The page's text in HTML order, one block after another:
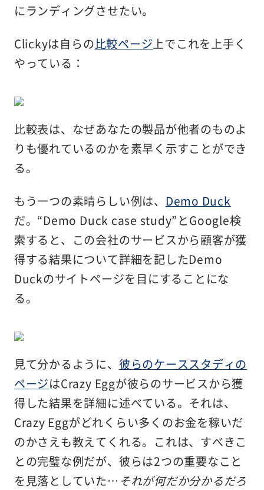
にランディングさせたい。
Clickyは自らの比較ページ上でこれを上手く
やっている：
比較表は、なぜあなたの製品が他者のものよ
りも優れているのかを素早く示すことができ
る。
もう一つの素晴らしい例は、 Demo Duck
だ。“Demo Duck case study”とGoogle検
索すると、この会社のサービスから顧客が獲
得する結果について詳細を記したDemo
Duckのサイトページを目にすることにな
る。
見て分かるように、 彼らのケーススタディの
ページはCrazy Eggが彼らのサービスから獲
得した結果を詳細に述べている。それは、
Crazy Eggがどれくらい多くのお金を稼いだ
のかさえも教えてくれる。これは、すべきこ
との完璧な例だが、彼らは2つの重要なこと
を見落としていた… それが何だか分かるだろ